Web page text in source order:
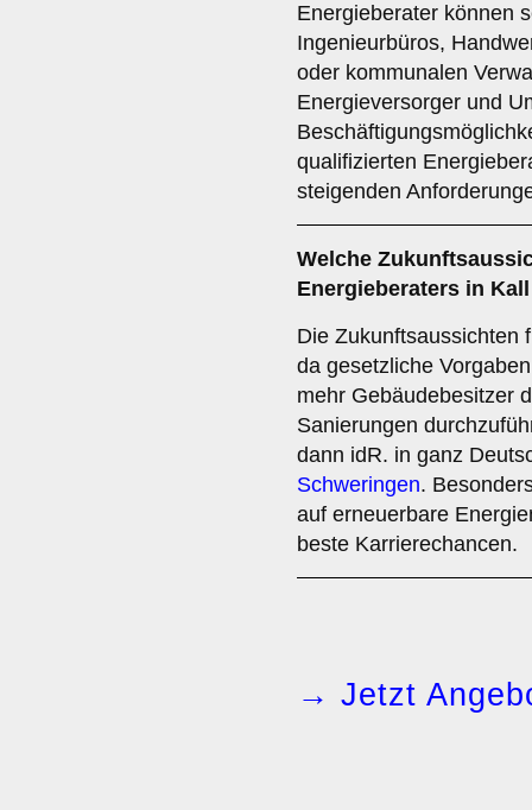
Energieberater können
Ingenieurbüros,
oder kommunalen
Energieversorger und
qualifizierten
steigenden
Welche
Energieberaters in
Die Zukunftsaussichten
da gesetzliche
mehr Gebäudebesitzer
Sanierungen
dann idR. in ganz
Schweringen.
auf erneuerbare
beste Karrierechancen.
→ Jetzt